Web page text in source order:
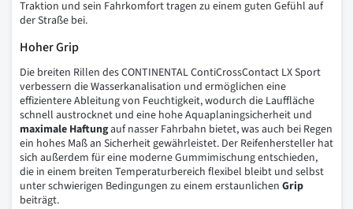
Traktion und sein Fahrkomfort tragen zu einem guten Gefühl auf
der Straße bei.
Hoher Grip
Die breiten Rillen des CONTINENTAL ContiCrossContact LX Sport
verbessern die Wasserkanalisation und ermöglichen eine
effizientere Ableitung von Feuchtigkeit, wodurch die Lauffläche
schnell austrocknet und eine hohe Aquaplaningsicherheit und
maximale Haftungauf nasser Fahrbahn bietet, was auch bei Regen
ein hohes Maß an Sicherheit gewährleistet. Der Reifenhersteller hat
sich außerdem für eine moderne Gummimischung entschieden,
die in einem breiten Temperaturbereich flexibel bleibt und selbst
unter schwierigen Bedingungen zu einem erstaunlichen Grip
beiträgt.